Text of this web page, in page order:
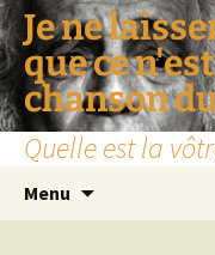
Je ne
que ce
chanson
Quelle est la
Menu